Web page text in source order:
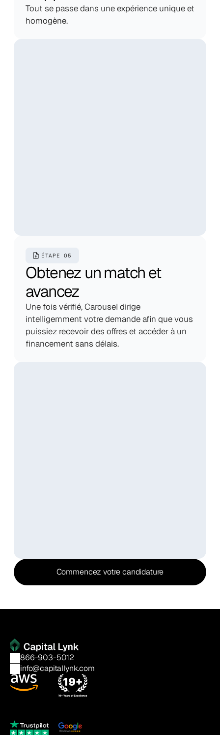
Tout se passe dans une expérience unique et
homogène.
ÉTAPE 05
Obtenez un match et
avancez
Une fois vérifié, Carousel dirige
intelligemment votre demande afin que vous
puissiez recevoir des offres et accéder à un
financement sans délais.
Commencez votre candidature
866-903-5012
info@capitallynk.com